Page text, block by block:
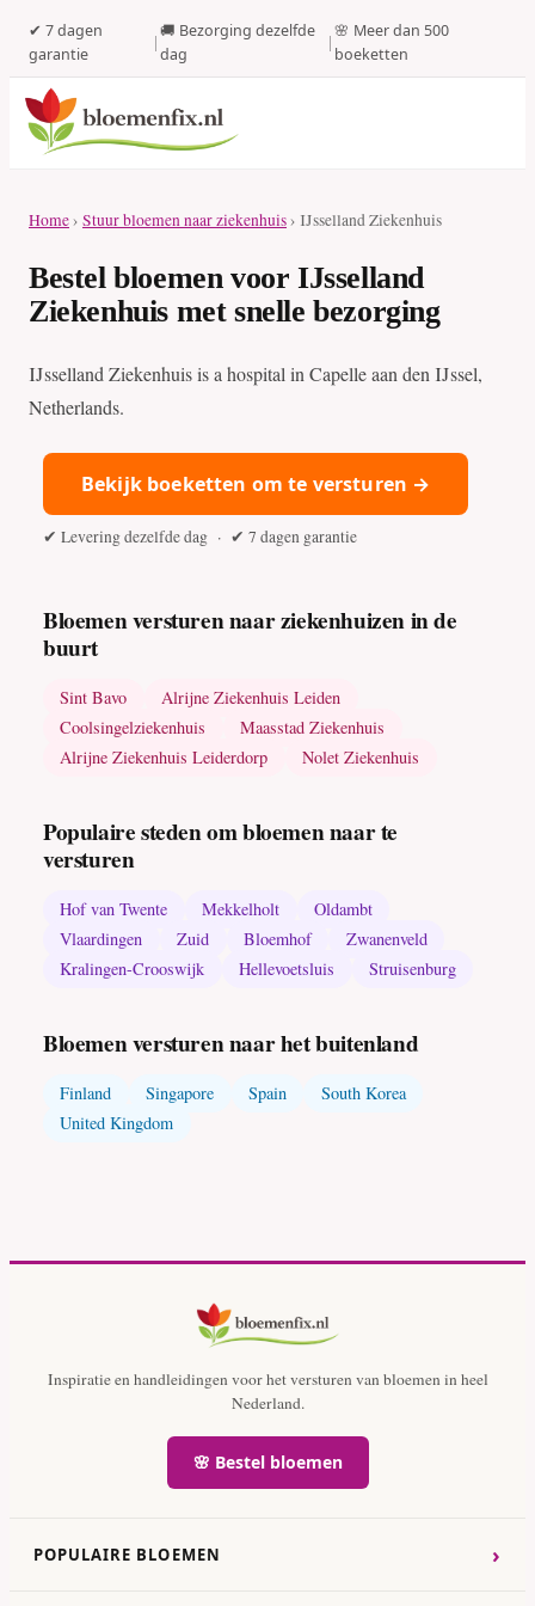
✔ 7 dagen
garantie
|
🚚 Bezorging dezelfde
dag
|
🌸 Meer dan 500
boeketten
Home› Stuur bloemen naar ziekenhuis› IJsselland Ziekenhuis
Bestel bloemen voor IJsselland
Ziekenhuis met snelle bezorging
IJsselland Ziekenhuis is a hospital in Capelle aan den IJssel,
Netherlands.
Bekijk boeketten om te versturen →
✔ Levering dezelfde dag · ✔ 7 dagen garantie
Bloemen versturen naar ziekenhuizen in de
buurt
Sint Bavo
Alrijne Ziekenhuis Leiden
Coolsingelziekenhuis
Maasstad Ziekenhuis
Alrijne Ziekenhuis Leiderdorp
Nolet Ziekenhuis
Populaire steden om bloemen naar te
versturen
Hof van Twente Mekkelholt
Oldambt
Vlaardingen
Zuid Bloemhof
Zwanenveld
Kralingen-Crooswijk
Hellevoetsluis Struisenburg
Bloemen versturen naar het buitenland
Finland Singapore Spain
South Korea
United Kingdom
Inspiratie en handleidingen voor het versturen van bloemen in heel
Nederland.
🌸 Bestel bloemen
POPULAIRE BLOEMEN ›